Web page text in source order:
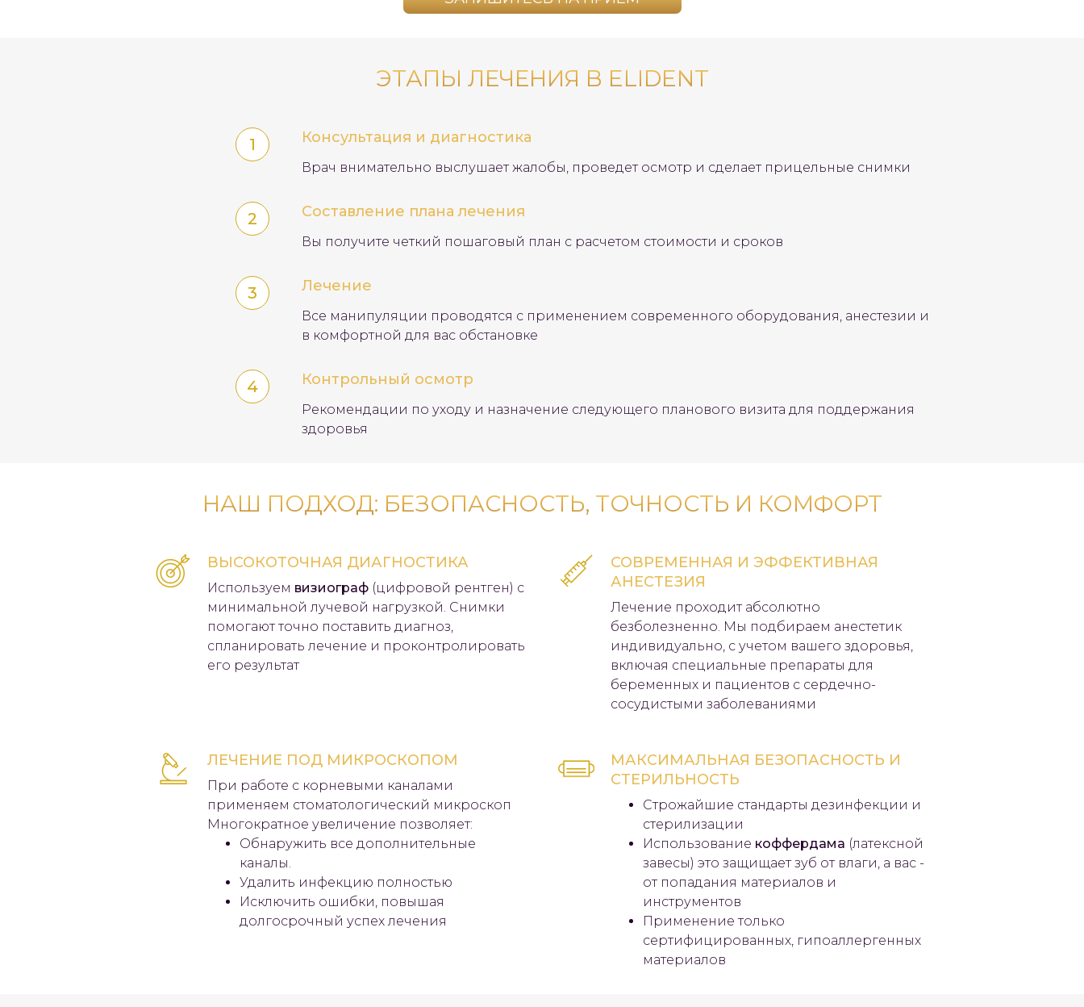
ЭТАПЫ ЛЕЧЕНИЯ В ELIDENT
Консультация и диагностика
Врач внимательно выслушает жалобы, проведет осмотр и сделает прицельные снимки
Составление плана лечения
Вы получите четкий пошаговый план с расчетом стоимости и сроков
Лечение
Все манипуляции проводятся с применением современного оборудования, анестезии и
в комфортной для вас обстановке
Контрольный осмотр
Рекомендации по уходу и назначение следующего планового визита для поддержания
здоровья
НАШ ПОДХОД: БЕЗОПАСНОСТЬ, ТОЧНОСТЬ И КОМФОРТ
ВЫСОКОТОЧНАЯ ДИАГНОСТИКА
Используем визиограф (цифровой рентген) с
минимальной лучевой нагрузкой. Снимки
помогают точно поставить диагноз,
спланировать лечение и проконтролировать
его результат
СОВРЕМЕННАЯ И ЭФФЕКТИВНАЯ
АНЕСТЕЗИЯ
Лечение проходит абсолютно
безболезненно. Мы подбираем анестетик
индивидуально, с учетом вашего здоровья,
включая специальные препараты для
беременных и пациентов с сердечно-
сосудистыми заболеваниями
ЛЕЧЕНИЕ ПОД МИКРОСКОПОМ
При работе с корневыми каналами
применяем стоматологический микроскоп
Многократное увеличение позволяет:
Обнаружить все дополнительные
каналы.
Удалить инфекцию полностью
Исключить ошибки, повышая
долгосрочный успех лечения
МАКСИМАЛЬНАЯ БЕЗОПАСНОСТЬ И
СТЕРИЛЬНОСТЬ
Строжайшие стандарты дезинфекции и
стерилизации
Использование коффердама (латексной
завесы) это защищает зуб от влаги, а вас -
от попадания материалов и
инструментов
Применение только
сертифицированных, гипоаллергенных
материалов